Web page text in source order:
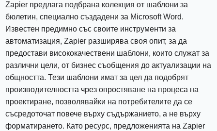
Zapier предлага подбрана колекция от шаблони за
бюлетин, специално създадени за Microsoft Word.
Известен предимно със своите инструменти за
автоматизация, Zapier разширява своя опит, за да
предостави висококачествени шаблони, които служат за
различни цели, от бизнес съобщения до актуализации на
общността. Тези шаблони имат за цел да подобрят
производителността чрез опростяване на процеса на
проектиране, позволявайки на потребителите да се
съсредоточат повече върху съдържанието, а не върху
форматирането. Като ресурс, предложенията на Zapier